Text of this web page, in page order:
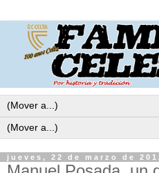
jueves, 22 de marzo de